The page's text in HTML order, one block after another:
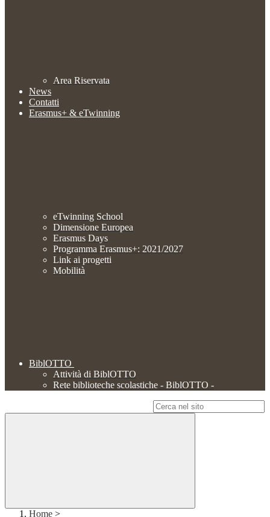
Area Riservata
News
Contatti
Erasmus+ & eTwinning
eTwinning School
Dimensione Europea
Erasmus Days
Programma Erasmus+: 2021/2027
Link ai progetti
Mobilità
BiblOTTO
Attività di BiblOTTO
Rete biblioteche scolastiche - BiblOTTO -
Home >